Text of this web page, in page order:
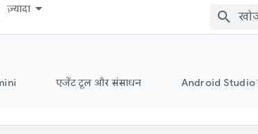
ज़्यादा
एजेंट टूल और संसाधन Android